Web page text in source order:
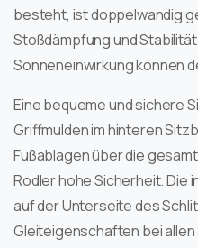
besteht, ist doppelwandig
Stoßdämpfung und
Sonneneinwirkung können
Eine bequeme und sichere
Griffmulden im hinteren
Fußablagen über die
Rodler hohe Sicherheit. Die
auf der Unterseite des
Gleiteigenschaften bei